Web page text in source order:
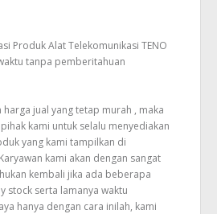
Produk Alat Telekomunikasi TENO
tanpa pemberitahuan
jual yang tetap murah , maka
kami untuk selalu menyediakan
yang kami tampilkan di
kami akan dengan sangat
kembali jika ada beberapa
stock serta lamanya waktu
hanya dengan cara inilah, kami